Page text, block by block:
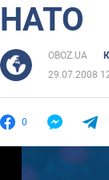
НАТО
OBOZ.UA
29.07.2008
0